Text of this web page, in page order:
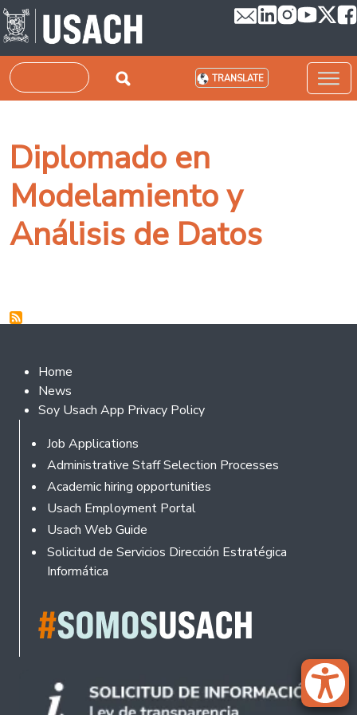
Skip to main content
Search TRANSLATE
Diplomado en
Modelamiento y
Análisis de Datos
Footer 2
Home
News
Soy Usach App Privacy Policy
Footer
Job Applications
Administrative Staff Selection Processes
Academic hiring opportunities
Usach Employment Portal
Usach Web Guide
Solicitud de Servicios Dirección Estratégica
Informática